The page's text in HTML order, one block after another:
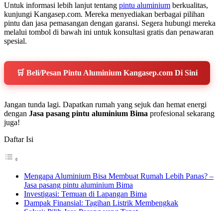
Untuk informasi lebih lanjut tentang pintu aluminium berkualitas,
kunjungi Kangasep.com. Mereka menyediakan berbagai pilihan
pintu dan jasa pemasangan dengan garansi. Segera hubungi mereka
melalui tombol di bawah ini untuk konsultasi gratis dan penawaran
spesial.
🛒 Beli/Pesan Pintu Aluminium Kangasep.com Di Sini
Jangan tunda lagi. Dapatkan rumah yang sejuk dan hemat energi
dengan Jasa pasang pintu aluminium Bima profesional sekarang
juga!
Daftar Isi
Mengapa Aluminium Bisa Membuat Rumah Lebih Panas? –
Jasa pasang pintu aluminium Bima
Investigasi: Temuan di Lapangan Bima
Dampak Finansial: Tagihan Listrik Membengkak